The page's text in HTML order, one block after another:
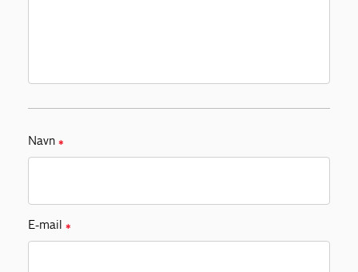
Navn ✱
E-mail ✱